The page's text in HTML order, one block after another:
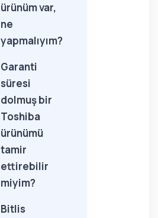
ürünüm var,
ne
yapmalıyım?
Garanti
süresi
dolmuş bir
Toshiba
ürünümü
tamir
ettirebilir
miyim?
Bitlis